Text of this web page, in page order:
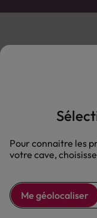
Vente uniquement en
L'ABUS D'ALCOOL EST
Pour connaitre les
votre cave,
Me géolocaliser